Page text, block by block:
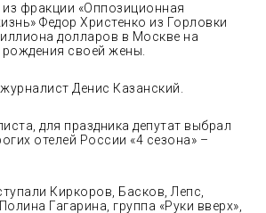
из фракции «Оппозиционная
Федор Христенко из Горловки
долларов в Москве на
своей жены.
Денис Казанский.
для праздника депутат выбрал
отелей России «4 сезона» –
Киркоров, Басков, Лепс,
Гагарина, группа «Руки вверх»,